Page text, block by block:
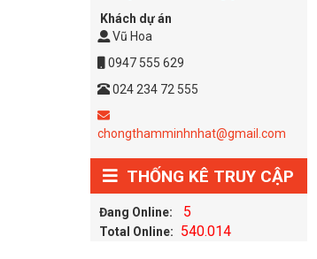
Khách dự án
Vũ Hoa
0947 555 629
024 234 72 555
chongthamminhnhat@gmail.com
THỐNG KÊ TRUY CẬP
Đang Online: 5
Total Online: 540.014